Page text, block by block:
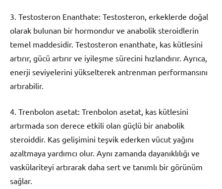
3. Testosteron Enanthate: Testosteron, erkeklerde doğal
olarak bulunan bir hormondur ve anabolik steroidlerin
temel maddesidir. Testosteron enanthate, kas kütlesini
artırır, gücü artırır ve iyileşme sürecini hızlandırır. Ayrıca,
enerji seviyelerini yükselterek antrenman performansını
artırabilir.
4. Trenbolon asetat: Trenbolon asetat, kas kütlesini
artırmada son derece etkili olan güçlü bir anabolik
steroiddir. Kas gelişimini teşvik ederken vücut yağını
azaltmaya yardımcı olur. Aynı zamanda dayanıklılığı ve
vaskülariteyi artırarak daha sert ve tanımlı bir görünüm
sağlar.